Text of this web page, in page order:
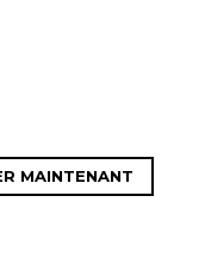
MAINTENANT